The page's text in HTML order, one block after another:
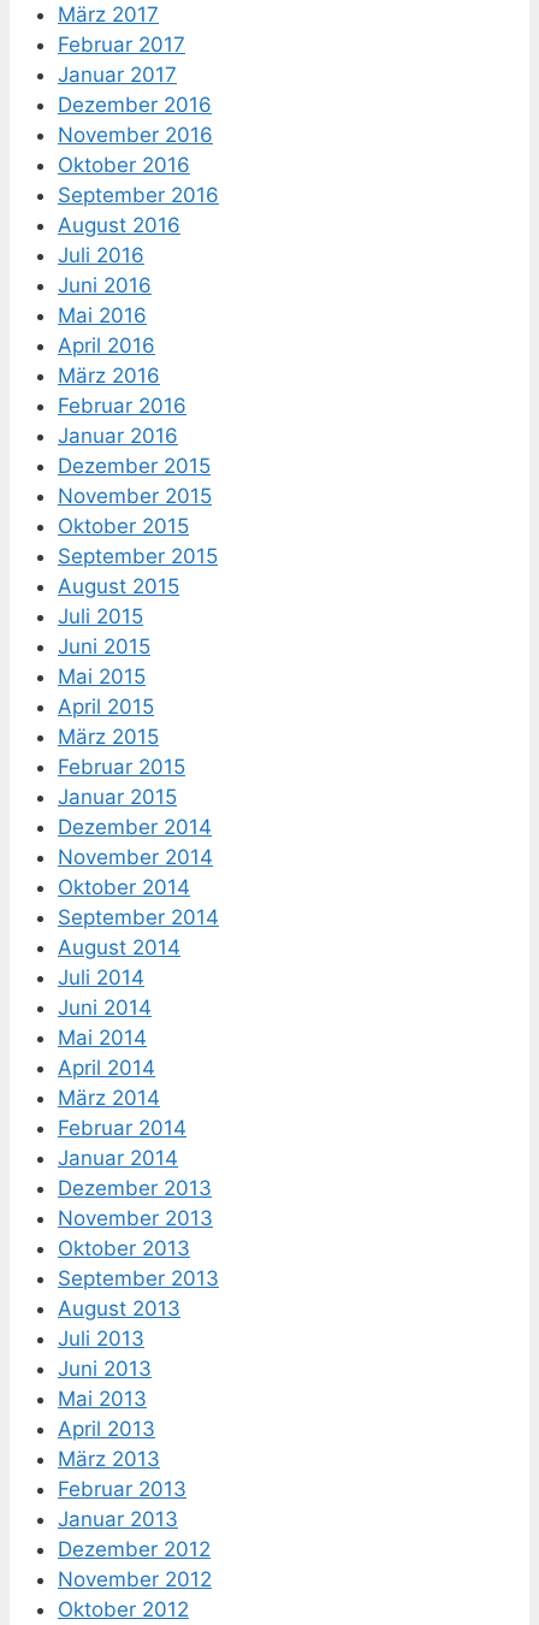
März 2017
Februar 2017
Januar 2017
Dezember 2016
November 2016
Oktober 2016
September 2016
August 2016
Juli 2016
Juni 2016
Mai 2016
April 2016
März 2016
Februar 2016
Januar 2016
Dezember 2015
November 2015
Oktober 2015
September 2015
August 2015
Juli 2015
Juni 2015
Mai 2015
April 2015
März 2015
Februar 2015
Januar 2015
Dezember 2014
November 2014
Oktober 2014
September 2014
August 2014
Juli 2014
Juni 2014
Mai 2014
April 2014
März 2014
Februar 2014
Januar 2014
Dezember 2013
November 2013
Oktober 2013
September 2013
August 2013
Juli 2013
Juni 2013
Mai 2013
April 2013
März 2013
Februar 2013
Januar 2013
Dezember 2012
November 2012
Oktober 2012